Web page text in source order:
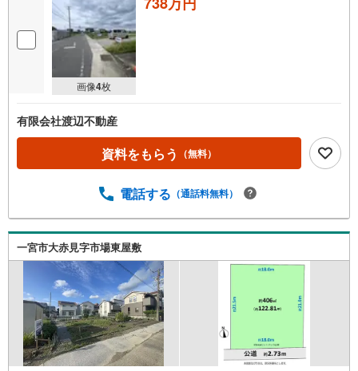
画像4枚
有限会社渡辺不動産
資料をもらう （無料）
電話する （通話料無料）
一宮市大赤見字市場東屋敷